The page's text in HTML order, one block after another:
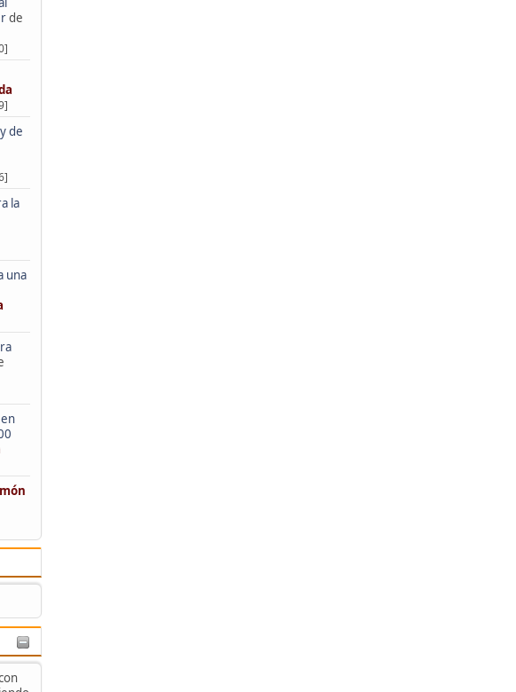
de
de
la
una